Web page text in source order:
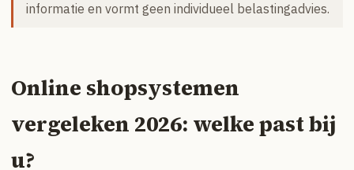
informatie en vormt geen individueel belastingadvies.
Online shopsystemen
vergeleken 2026: welke past bij
u?